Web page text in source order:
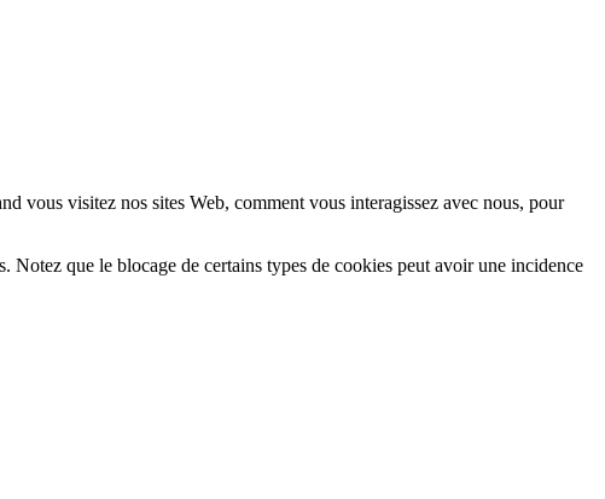
vous visitez nos sites Web, comment vous interagissez avec nous, pour
que le blocage de certains types de cookies peut avoir une incidence